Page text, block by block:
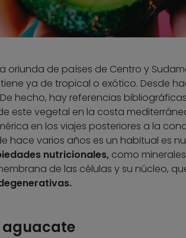
oriunda de países de Centro y
ya de tropical o exótico. Desde
hecho, hay referencias
este vegetal en la costa
en los viajes posteriores a la
hace varios años es un habitual es
nutricionales,como
de las células y su núcleo,
aguacate